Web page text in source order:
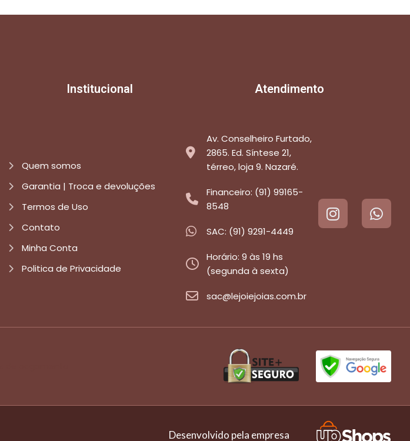
Institucional Atendimento
Quem somos
Garantia | Troca e devoluções
Termos de Uso
Contato
Minha Conta
Politica de Privacidade
Av. Conselheiro Furtado,
2865. Ed. Síntese 21,
térreo, loja 9. Nazaré.
Financeiro: (91) 99165-
8548
SAC: (91) 9291-4449
Horário: 9 às 19 hs
(segunda à sexta)
sac@lejoiejoias.com.br
Desenvolvido pela empresa